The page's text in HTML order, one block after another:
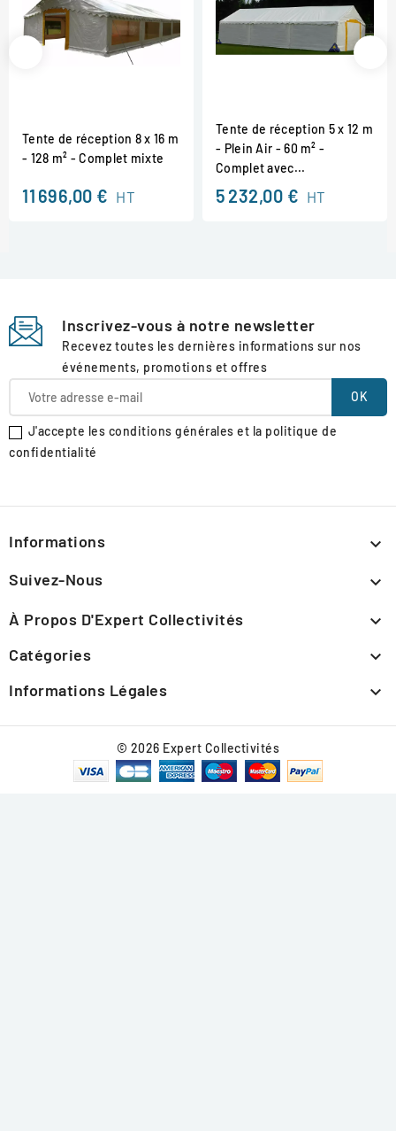
Tente de réception 8 x 16 m
- 128 m² - Complet mixte
11 696,00 € HT
Tente de réception 5 x 12 m
- Plein Air - 60 m² -
Complet avec...
5 232,00 € HT
Inscrivez-vous à notre newsletter
Recevez toutes les dernières informations sur nos
événements, promotions et offres
J'accepte les conditions générales et la politique de
confidentialité
Informations 
Suivez-Nous 
À Propos D'Expert Collectivités 
Catégories 
Informations Légales 
© 2026 Expert Collectivités